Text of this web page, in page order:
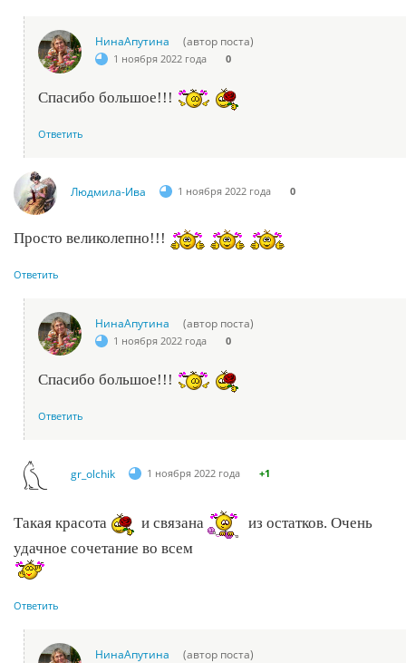
НинаАпутина (автор поста)
1 ноября 2022 года 0
Спасибо большое!!!
Ответить
Людмила-Ива 1 ноября 2022 года 0
Просто великолепно!!!
Ответить
НинаАпутина (автор поста)
1 ноября 2022 года 0
Спасибо большое!!!
Ответить
gr_olchik 1 ноября 2022 года +1
Такая красота и связана
из остатков. Очень
удачное сочетание во всем
Ответить
НинаАпутина (автор поста)